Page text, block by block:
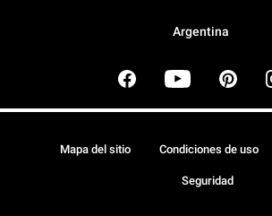
Argentina
Mapa del sitio Condiciones de uso
Seguridad